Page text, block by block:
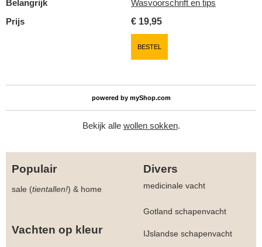
Belangrijk
Wasvoorschrift en tips
Prijs
€ 19,95
BESTEL
powered by myShop.com
Bekijk alle wollen sokken.
Populair Divers
sale (tientallen!) & home medicinale vacht
Gotland schapenvacht
Vachten op kleur IJslandse schapenvacht